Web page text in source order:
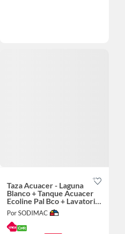
Taza Acuacer - Laguna
Blanco + Tanque Acuacer
Ecoline Pal Bco + Lavatorio
Bali Blanco.
Por SODIMAC